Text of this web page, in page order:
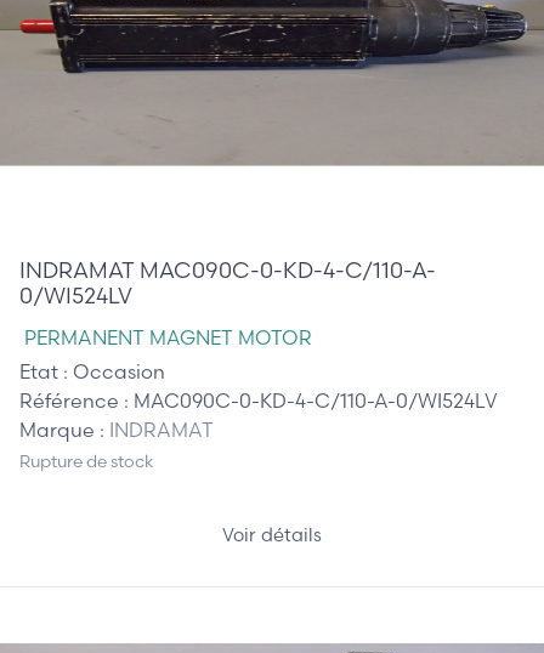
INDRAMAT MAC090C-0-KD-4-C/110-A-
0/WI524LV
PERMANENT MAGNET MOTOR
Etat : Occasion
Référence : MAC090C-0-KD-4-C/110-A-0/WI524LV
Marque : INDRAMAT
Rupture de stock
Voir détails